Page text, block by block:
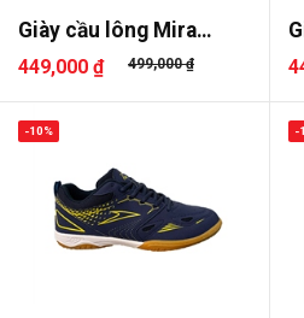
Giày cầu lông Mira
Lighter
449,000 ₫ 499,000 ₫
-10% -